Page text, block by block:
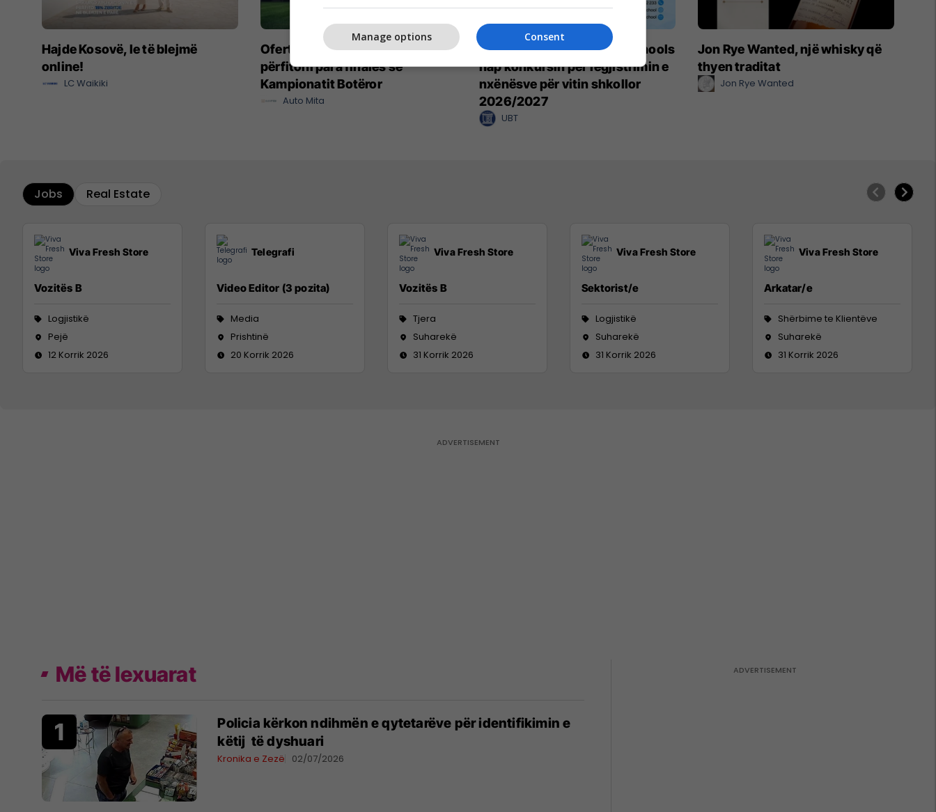
Hajde Kosovë, le të blejmë
online!
LC Waikiki
Oferta e Renault s'ka të ndalur -
përfitoni para finales së
Kampionatit Botëror
Auto Mita
UBT International Smart Schools
hap konkursin për regjistrimin e
nxënësve për vitin shkollor
2026/2027
UBT
Jon Rye Wanted, një whisky që
thyen traditat
Jon Rye Wanted
Jobs Real Estate
Viva Fresh Store
Vozitës B
Logjistikë
Pejë
12 Korrik 2026
Telegrafi
Video Editor (3 pozita)
Media
Prishtinë
20 Korrik 2026
Viva Fresh Store
Vozitës B
Tjera
Suharekë
31 Korrik 2026
Viva Fresh Store
Sektorist/e
Logjistikë
Suharekë
31 Korrik 2026
Viva Fresh Store
Arkatar/e
Shërbime te Klientëve
Suharekë
31 Korrik 2026
Më të lexuarat
Policia kërkon ndihmën e qytetarëve për identifikimin e
këtij të dyshuari
Kronika e Zezë 02/07/2026
Consent
Manage options